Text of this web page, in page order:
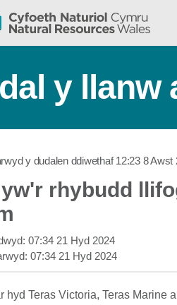
y llanw
y dudalen ddiwethaf12:23 8 Awst
rhybudd
07:34 21 Hyd 2024
07:34 21 Hyd 2024
hyd Teras Victoria, Teras Marine